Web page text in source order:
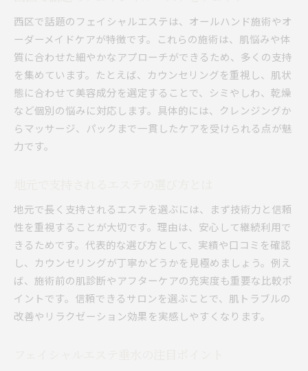
西区で話題のフェイシャルエステは、オールハンド施術やオ
ーダーメイドケアが特徴です。これらの施術は、肌悩みや体
質に合わせた細やかなアプローチができるため、多くの支持
を集めています。たとえば、カウンセリングを重視し、肌状
態に合わせて美容成分を選定することで、シミやしわ、乾燥
など個別の悩みに対応します。具体的には、クレンジングか
らマッサージ、パックまで一貫したケアを受けられる点が魅
力です。
地元で長く支持されるエステを選ぶには、まず技術力と信頼
性を重視することが大切です。理由は、安心して継続利用で
きるためです。代表的な選び方として、実績や口コミを確認
し、カウンセリングが丁寧かどうかを見極めましょう。例え
ば、施術前の肌診断やアフターケアの充実度も重要な比較ポ
イントです。信頼できるサロンを選ぶことで、肌トラブルの
改善やリラクゼーション効果を実感しやすくなります。